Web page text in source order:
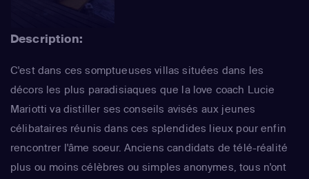
Description:
C'est dans ces somptueuses villas situées dans les
décors les plus paradisiaques que la love coach Lucie
Mariotti va distiller ses conseils avisés aux jeunes
célibataires réunis dans ces splendides lieux pour enfin
rencontrer l'âme soeur. Anciens candidats de télé-réalité
plus ou moins célèbres ou simples anonymes, tous n'ont